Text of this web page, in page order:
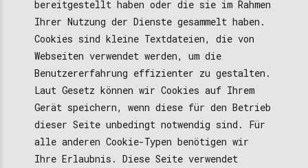
bereitgestellt haben oder die sie im Rahmen
Ihrer Nutzung der Dienste gesammelt haben.
Cookies sind kleine Textdateien, die von
Webseiten verwendet werden, um die
Benutzererfahrung effizienter zu gestalten.
Laut Gesetz können wir Cookies auf Ihrem
Gerät speichern, wenn diese für den Betrieb
dieser Seite unbedingt notwendig sind. Für
alle anderen Cookie-Typen benötigen wir
Ihre Erlaubnis. Diese Seite verwendet